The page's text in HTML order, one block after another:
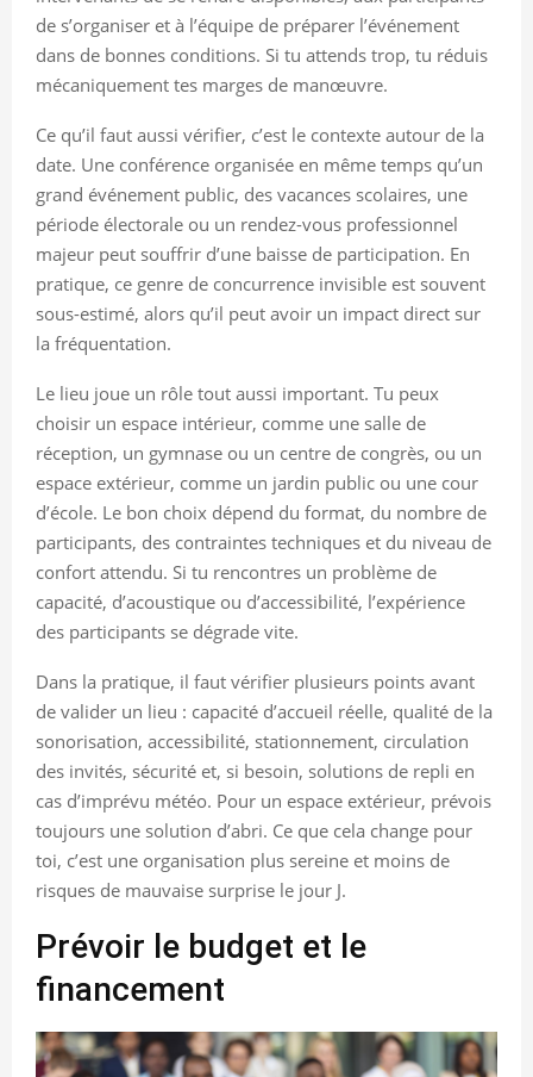
de s’organiser et à l’équipe de préparer l’événement
dans de bonnes conditions. Si tu attends trop, tu réduis
mécaniquement tes marges de manœuvre.
Ce qu’il faut aussi vérifier, c’est le contexte autour de la
date. Une conférence organisée en même temps qu’un
grand événement public, des vacances scolaires, une
période électorale ou un rendez-vous professionnel
majeur peut souffrir d’une baisse de participation. En
pratique, ce genre de concurrence invisible est souvent
sous-estimé, alors qu’il peut avoir un impact direct sur
la fréquentation.
Le lieu joue un rôle tout aussi important. Tu peux
choisir un espace intérieur, comme une salle de
réception, un gymnase ou un centre de congrès, ou un
espace extérieur, comme un jardin public ou une cour
d’école. Le bon choix dépend du format, du nombre de
participants, des contraintes techniques et du niveau de
confort attendu. Si tu rencontres un problème de
capacité, d’acoustique ou d’accessibilité, l’expérience
des participants se dégrade vite.
Dans la pratique, il faut vérifier plusieurs points avant
de valider un lieu : capacité d’accueil réelle, qualité de la
sonorisation, accessibilité, stationnement, circulation
des invités, sécurité et, si besoin, solutions de repli en
cas d’imprévu météo. Pour un espace extérieur, prévois
toujours une solution d’abri. Ce que cela change pour
toi, c’est une organisation plus sereine et moins de
risques de mauvaise surprise le jour J.
Prévoir le budget et le
financement